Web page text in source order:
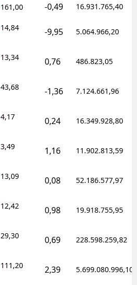
161,00 -0,49 16.931.765,40
14,84 -9,95 5.064.966,20
13,34 0,76 486.823,05
43,68 -1,36 7.124.661,96
4,17 0,24 16.349.928,80
3,49 1,16 11.902.813,59
13,09 0,08 52.186.577,97
12,42 0,98 19.918.755,95
29,30 0,69 228.598.259,82
111,20 2,39 5.699.080.996,10